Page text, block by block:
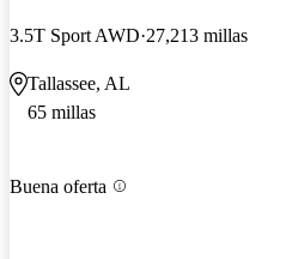
3.5T Sport AWD 27,213 millas
Tallassee, AL
65 millas
Buena oferta